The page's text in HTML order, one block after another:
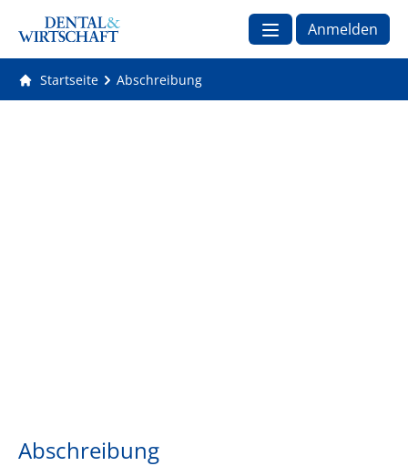
Anmelden
Startseite Abschreibung
Abschreibung